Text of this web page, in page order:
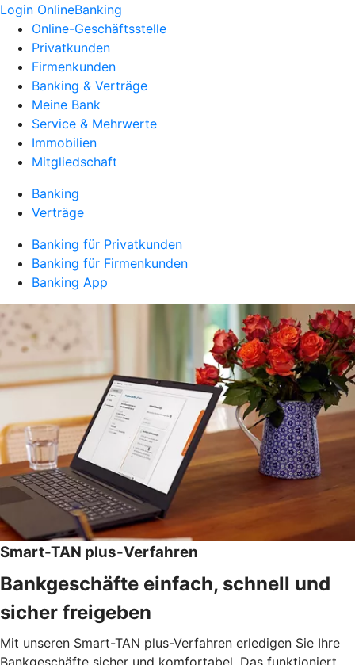
Login OnlineBanking
Online-Geschäftsstelle
Privatkunden
Firmenkunden
Banking & Verträge
Meine Bank
Service & Mehrwerte
Immobilien
Mitgliedschaft
Banking
Verträge
Banking für Privatkunden
Banking für Firmenkunden
Banking App
Smart-TAN plus-Verfahren
Bankgeschäfte einfach, schnell und
sicher freigeben
Mit unseren Smart-TAN plus-Verfahren erledigen Sie Ihre
Bankgeschäfte sicher und komfortabel. Das funktioniert